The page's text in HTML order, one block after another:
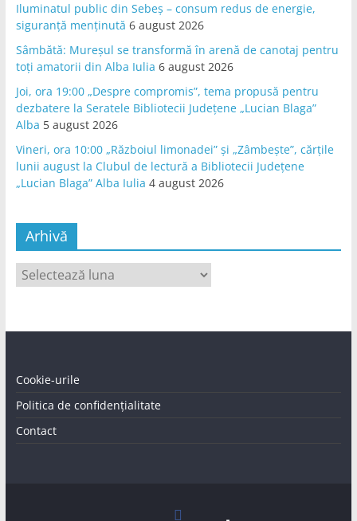
Iluminatul public din Sebeș – consum redus de energie,
siguranță menținută 6 august 2026
Sâmbătă: Mureșul se transformă în arenă de canotaj pentru
toți amatorii din Alba Iulia 6 august 2026
Joi, ora 19:00 „Despre compromis”, tema propusă pentru
dezbatere la Seratele Bibliotecii Județene „Lucian Blaga”
Alba 5 august 2026
Vineri, ora 10:00 „Războiul limonadei” și „Zâmbește”, cărțile
lunii august la Clubul de lectură a Bibliotecii Județene
„Lucian Blaga” Alba Iulia 4 august 2026
Arhivă
Arhivă
Cookie-urile
Politica de confidențialitate
Contact